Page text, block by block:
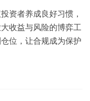
资者养成良好习惯，
收益与风险的博弈工
位，让合规成为保护